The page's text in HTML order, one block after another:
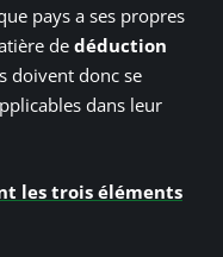
pays a ses propres
de déduction
doivent donc se
dans leur
les trois éléments